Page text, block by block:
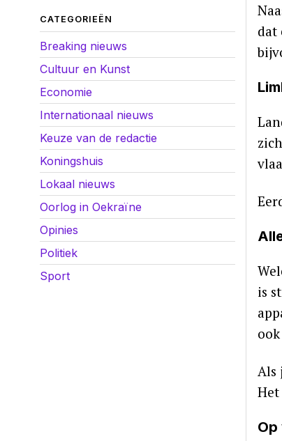
dat
is
Als
CATEGORIEËN
Breaking nieuws
Cultuur en Kunst
Economie
Internationaal nieuws
Keuze van de redactie
Koningshuis
Lokaal nieuws
Oorlog in Oekraïne
Opinies
Politiek
Sport